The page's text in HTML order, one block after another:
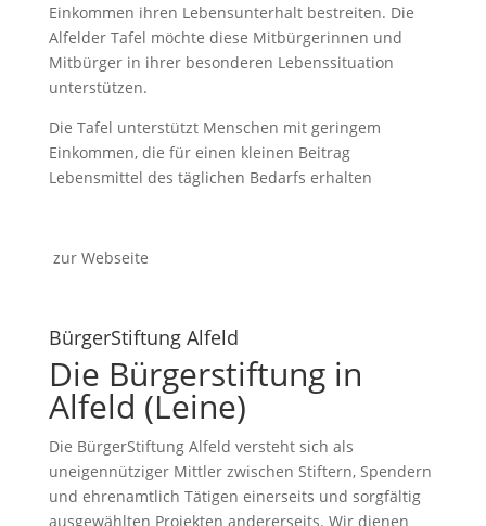
Einkommen ihren Lebensunterhalt bestreiten. Die
Alfelder Tafel möchte diese Mitbürgerinnen und
Mitbürger in ihrer besonderen Lebenssituation
unterstützen.
Die Tafel unterstützt Menschen mit geringem
Einkommen, die für einen kleinen Beitrag
Lebensmittel des täglichen Bedarfs erhalten
zur Webseite
BürgerStiftung Alfeld
Die Bürgerstiftung in
Alfeld (Leine)
Die BürgerStiftung Alfeld versteht sich als
uneigennütziger Mittler zwischen Stiftern, Spendern
und ehrenamtlich Tätigen einerseits und sorgfältig
ausgewählten Projekten andererseits. Wir dienen